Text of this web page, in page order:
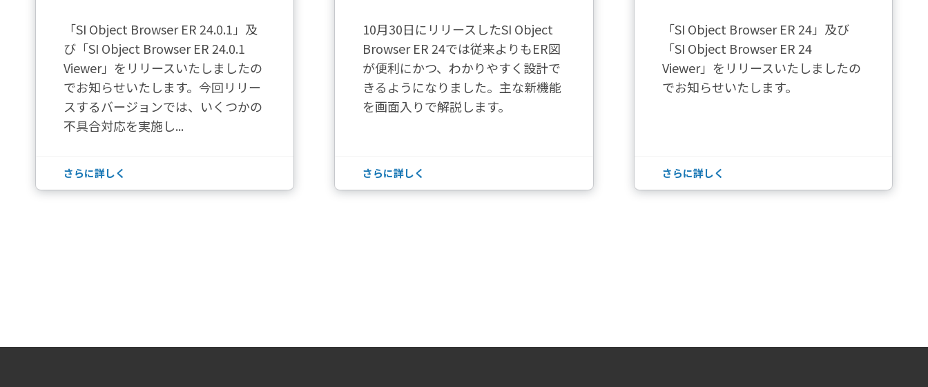
「SI Object Browser ER 24.0.1」及
び「SI Object Browser ER 24.0.1
Viewer」をリリースいたしましたの
でお知らせいたします。今回リリー
スするバージョンでは、いくつかの
不具合対応を実施し...
さらに詳しく
10月30日にリリースしたSI Object
Browser ER 24では従来よりもER図
が便利にかつ、わかりやすく設計で
きるようになりました。主な新機能
を画面入りで解説します。
さらに詳しく
「SI Object Browser ER 24」及び
「SI Object Browser ER 24
Viewer」をリリースいたしましたの
でお知らせいたします。
さらに詳しく